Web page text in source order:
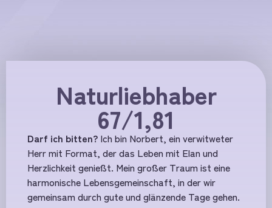
Naturliebhaber
67/1,81
Darf ich bitten? Ich bin Norbert, ein verwitweter
Herr mit Format, der das Leben mit Elan und
Herzlichkeit genießt. Mein großer Traum ist eine
harmonische Lebensgemeinschaft, in der wir
gemeinsam durch gute und glänzende Tage gehen.